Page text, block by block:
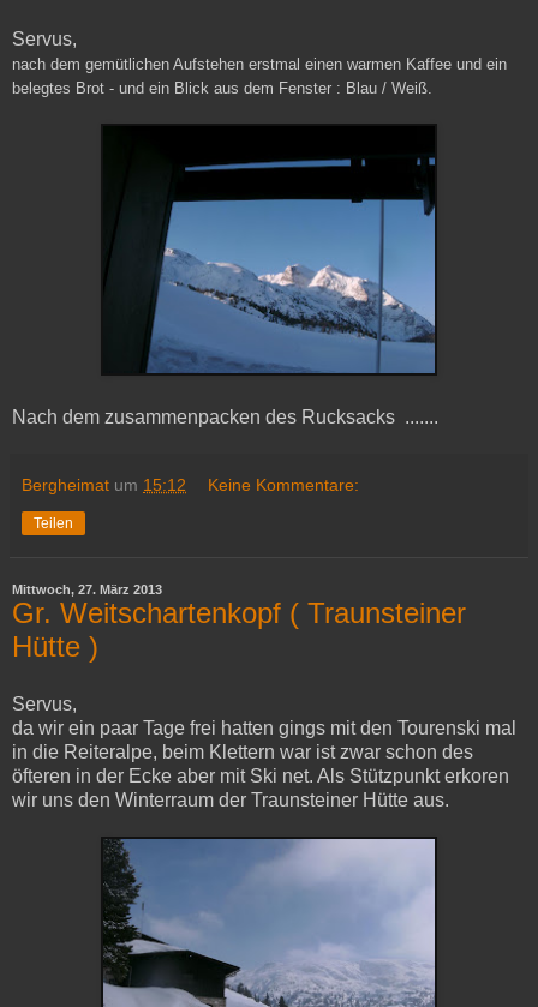
Servus,
nach dem gemütlichen Aufstehen erstmal einen warmen Kaffee und ein
belegtes Brot - und ein Blick aus dem Fenster : Blau / Weiß.
Nach dem zusammenpacken des Rucksacks .......
Bergheimat um 15:12 Keine Kommentare:
Teilen
Mittwoch, 27. März 2013
Gr. Weitschartenkopf ( Traunsteiner
Hütte )
Servus,
da wir ein paar Tage frei hatten gings mit den Tourenski mal
in die Reiteralpe, beim Klettern war ist zwar schon des
öfteren in der Ecke aber mit Ski net. Als Stützpunkt erkoren
wir uns den Winterraum der Traunsteiner Hütte aus.